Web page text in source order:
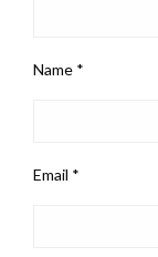
Name *
Email *